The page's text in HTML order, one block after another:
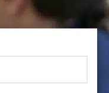
LABORAL
ACOSO LABORAL
DE VICIOS
CONSTRUCTIVOS
ARRENDAMIENTOS
NACIONALIDAD
ESPAÑOLA
TRIBUTARIO Y FISCAL
DE FAMILIA